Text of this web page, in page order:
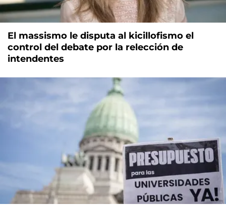
El massismo le disputa al kicillofismo el
control del debate por la relección de
intendentes